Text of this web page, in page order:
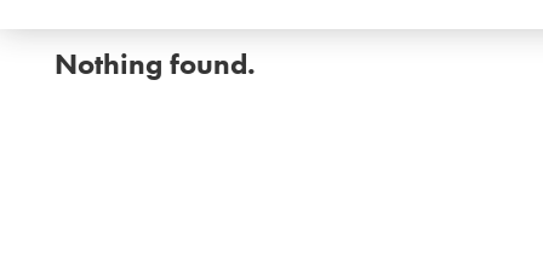
Nothing found.